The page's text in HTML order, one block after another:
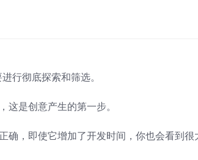
行彻底探索和筛选。
是创意产生的第一步。
确，即使它增加了开发时间，你也会看到很